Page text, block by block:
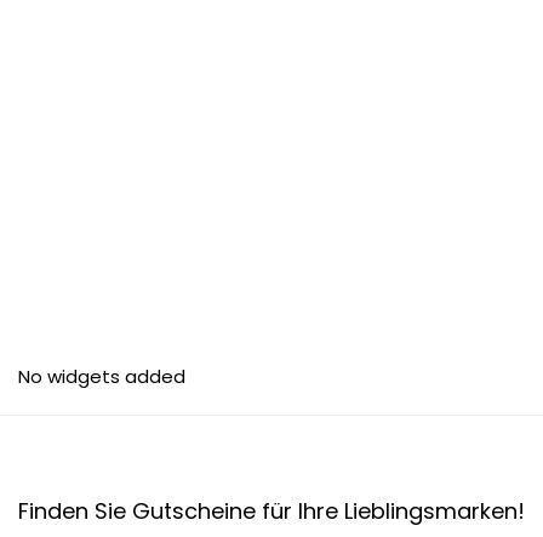
No widgets added
Finden Sie Gutscheine für Ihre Lieblingsmarken!